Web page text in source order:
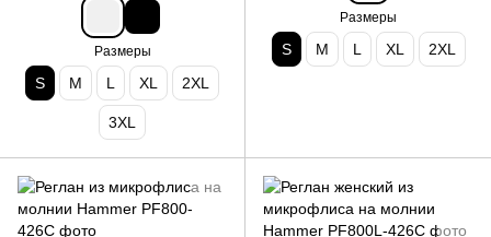
Размеры
S M L XL 2XL
3XL
Размеры
S M L XL 2XL